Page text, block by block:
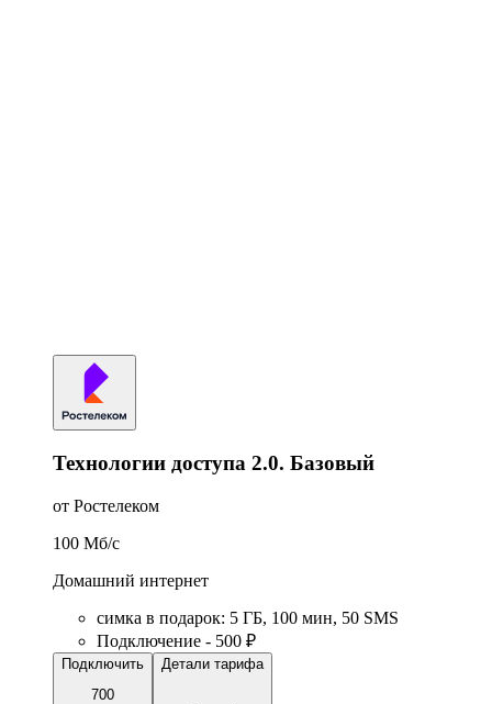
Технологии доступа 2.0. Базовый
от Ростелеком
100 Мб/c
Домашний интернет
симка в подарок: 5 ГБ, 100 мин, 50 SMS
Подключение - 500 ₽
Подключить
700
Детали тарифа